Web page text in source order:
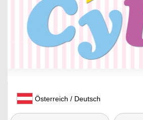
Österreich / Deutsch